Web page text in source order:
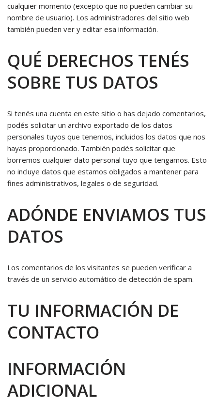
cualquier momento (excepto que no pueden cambiar su
nombre de usuario). Los administradores del sitio web
también pueden ver y editar esa información.
QUÉ DERECHOS TENÉS
SOBRE TUS DATOS
Si tenés una cuenta en este sitio o has dejado comentarios,
podés solicitar un archivo exportado de los datos
personales tuyos que tenemos, incluidos los datos que nos
hayas proporcionado. También podés solicitar que
borremos cualquier dato personal tuyo que tengamos. Esto
no incluye datos que estamos obligados a mantener para
fines administrativos, legales o de seguridad.
ADÓNDE ENVIAMOS TUS
DATOS
Los comentarios de los visitantes se pueden verificar a
través de un servicio automático de detección de spam.
TU INFORMACIÓN DE
CONTACTO
INFORMACIÓN
ADICIONAL